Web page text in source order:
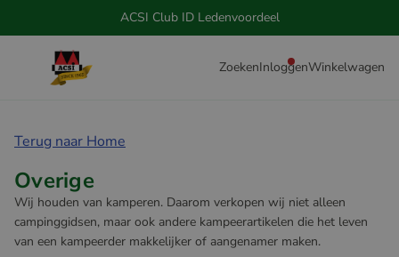
ACSI Club ID Ledenvoordeel
ZoekenInloggenWinkelwagen
Terug naar Home
Overige
Wij houden van kamperen. Daarom verkopen wij niet alleen
campinggidsen, maar ook andere kampeerartikelen die het leven
van een kampeerder makkelijker of aangenamer maken.